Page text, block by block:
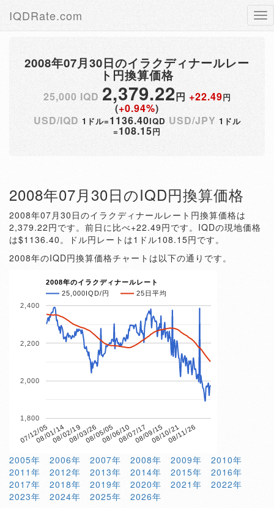
IQDRate.com
2008年07月30日のイラクディナールレー
ト円換算価格
25,000 IQD 2,379.22円 +22.49円
(+0.94%)
USD/IQD 1ドル=1136.40IQD USD/JPY 1ドル
=108.15円
2008年07月30日のIQD円換算価格
2008年07月30日のイラクディナールレート円換算価格は
2,379.22円です。前日に比べ+22.49円です。IQDの現地価格
は$1136.40。ドル円レートは1ドル108.15円です。
2008年のIQD円換算価格チャートは以下の通りです。
2008年のイラクディナールレート
25,000IQD/円
25日平均
07/12/0508/01/1408/02/1908/03/2608/05/0508/06/1008/07/1708/09/1508/10/2108/11/26
1,800
2,000
2,200
2,400
2005年 2006年 2007年 2008年 2009年
2010年
2011年
2012年 2013年 2014年 2015年
2016年
2017年
2018年 2019年 2020年 2021年
2022年
2023年
2024年 2025年 2026年